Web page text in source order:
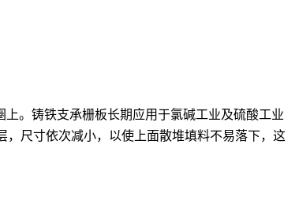
。铸铁支承栅板长期应用于氯碱工业及硫酸工业
尺寸依次减小，以使上面散堆填料不易落下，这